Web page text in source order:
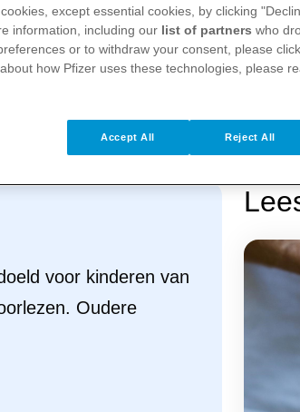
de muren stevig maken
in het Erasmus MC.
ouders. ‘‘Om
ze meer betrokken
voor kinderen van
Oudere
except essential cookies, by clicking
information, including our list of partners who
or to withdraw your consent, please
how Pfizer uses these technologies, please
Reject All
Accept All